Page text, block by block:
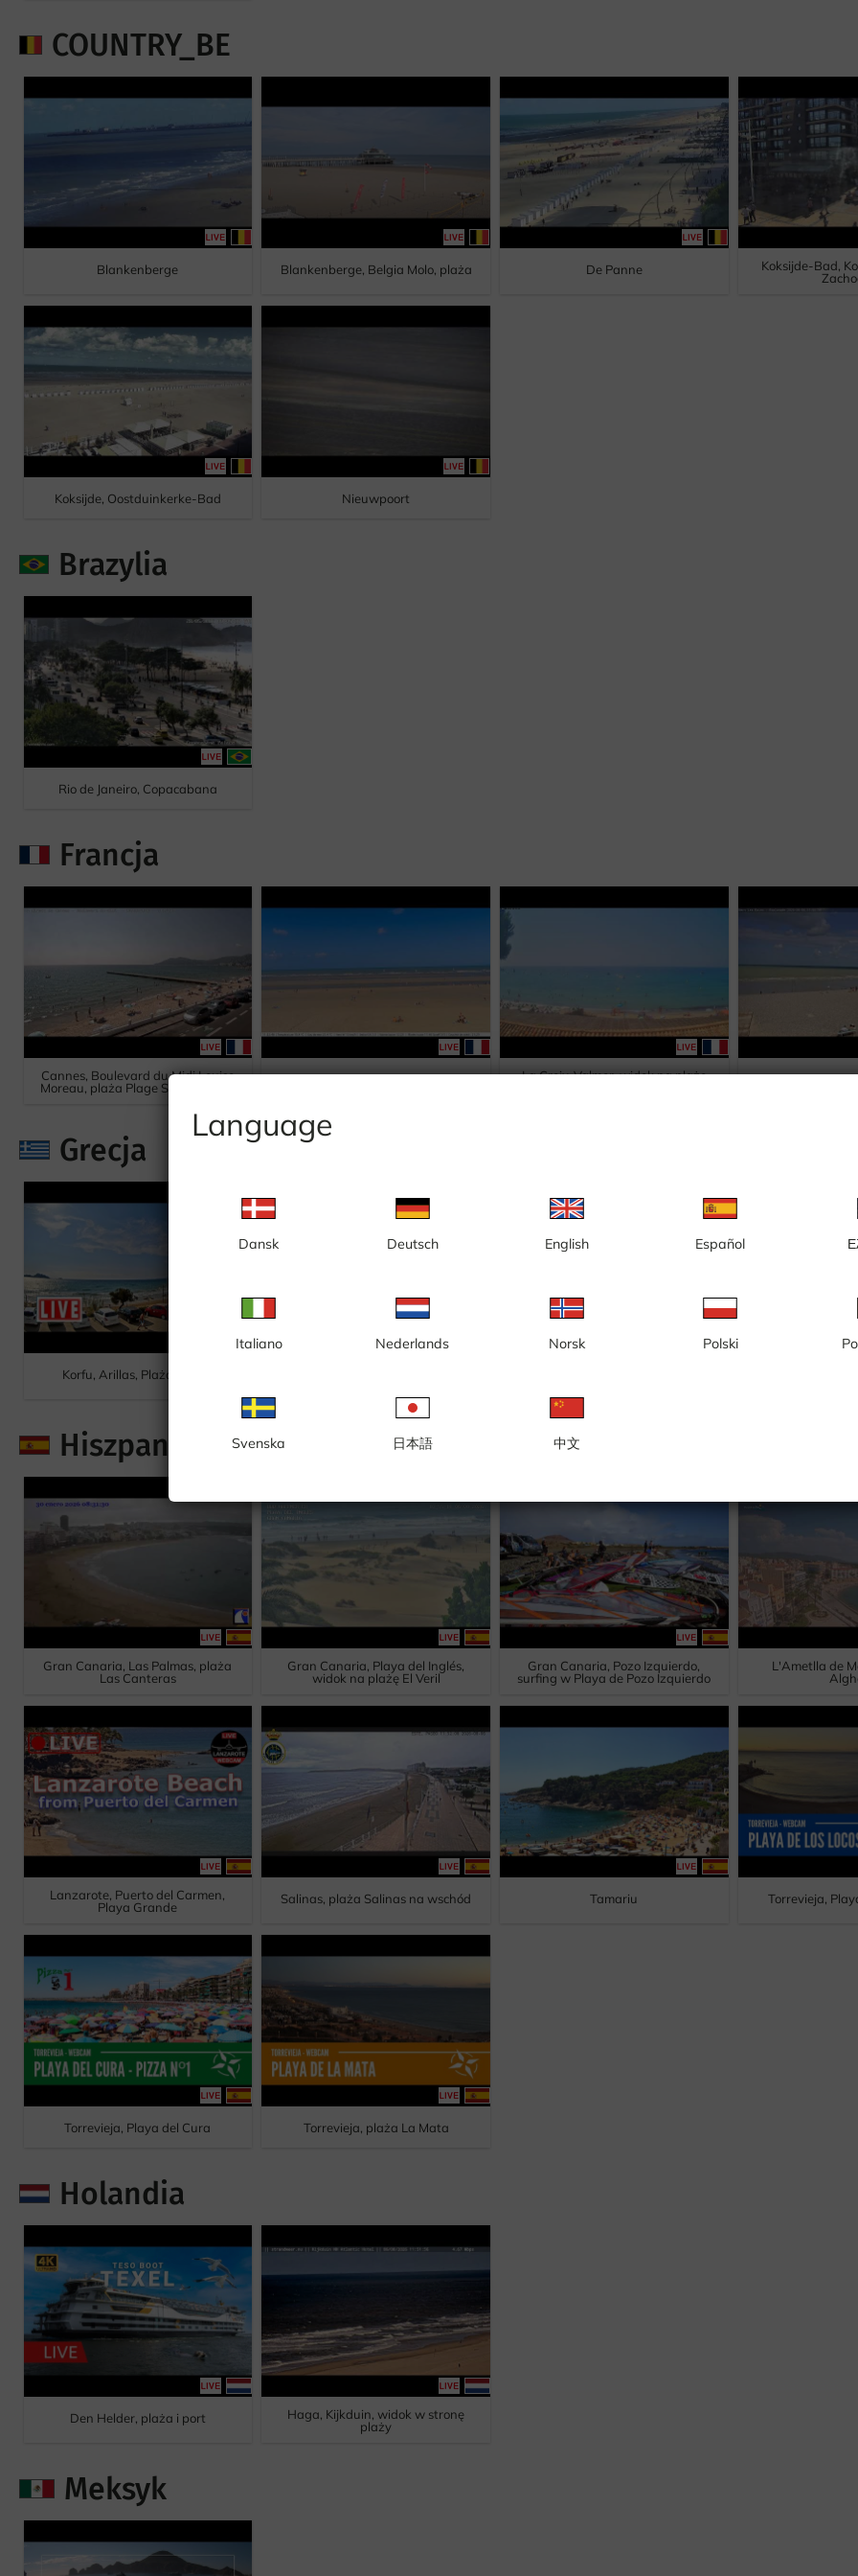
Language
Dansk Deutsch English Español
Italiano Nederlands Norsk Polski
Svenska 日本語 中文
COUNTRY_BE
Blankenberge Blankenberge, Belgia Molo, plaża De Panne
Koksijde-Bad,
Koksijde, Oostduinkerke-Bad Nieuwpoort
Brazylia
Rio de Janeiro, Copacabana
Francja
Cannes, Boulevard du Midi Louise
Moreau, plaża Plage Sud Aviation
Fort-Mahon-Plage
La Croix-Valmer, widok na plażę
Mers-
Grecja
Korfu, Arillas, Plaża Arillas
Hiszpania
Gran Canaria, Las Palmas, plaża
Las Canteras
Gran Canaria, Playa del Inglés,
widok na plażę El Veril
Gran Canaria, Pozo Izquierdo,
surfing w Playa de Pozo Izquierdo
L'Ametlla de
Lanzarote, Puerto del Carmen,
Playa Grande
Salinas, plaża Salinas na wschód Tamariu Torrevieja,
Torrevieja, Playa del Cura Torrevieja, plaża La Mata
Holandia
Den Helder, plaża i port
Haga, Kijkduin, widok w stronę
plaży
Meksyk